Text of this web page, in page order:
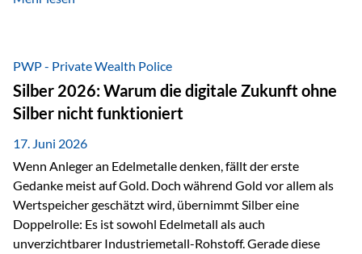
setzen auf die Expertise erfahrener Fondsmanager, die
Veränderungen geprägt ist, kann diese aktive
Herangehensweise einen entscheidenden Mehrwert bieten.
Was zeichnet aktive Fonds aus? Aktive Fonds verfolgen das
Ziel, nicht nur einen Markt abzubilden, sondern gezielt
Anlageentscheidungen zu treffen. Fondsmanager
analysieren Unternehmen,…
PWP - Private Wealth Police
Silber 2026: Warum die digitale Zukunft ohne
Silber nicht funktioniert
17. Juni 2026
Wenn Anleger an Edelmetalle denken, fällt der erste
Gedanke meist auf Gold. Doch während Gold vor allem als
Wertspeicher geschätzt wird, übernimmt Silber eine
Doppelrolle: Es ist sowohl Edelmetall als auch
unverzichtbarer Industriemetall-Rohstoff. Gerade diese